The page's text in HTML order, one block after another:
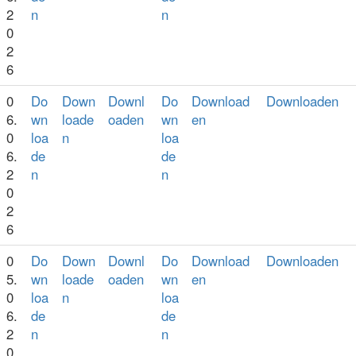
2
0
2
6
n
n
0
6.
0
6.
2
0
2
6
Do
wn
loa
de
n
Down
loade
n
Downl
oaden
Do
wn
loa
de
n
Download
en
Downloaden
0
5.
0
6.
2
0
Do
wn
loa
de
n
Down
loade
n
Downl
oaden
Do
wn
loa
de
n
Download
en
Downloaden